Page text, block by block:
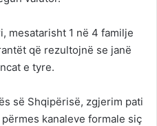
mesatarisht 1 në 4 familje
që rezultojnë se janë
e tyre.
së Shqipërisë, zgjerim pati
kanaleve formale siç